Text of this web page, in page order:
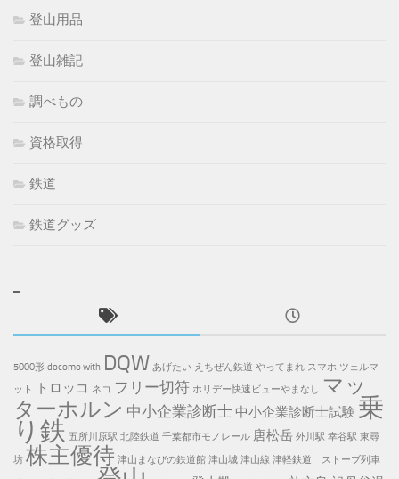
登山用品
登山雑記
調べもの
資格取得
鉄道
鉄道グッズ
5000形 docomo with DQW あげたい えちぜん鉄道 やってまれ スマホ ツェルマ
ット
トロッコ ネコ フリー切符 ホリデー快速ビューやまなし マッ
ターホルン 中小企業診断士 中小企業診断士試験 乗
り鉄 五所川原駅 北陸鉄道 千葉都市モノレール 唐松岳 外川駅 幸谷駅 東尋
坊 株主優待 津山まなびの鉄道館 津山城 津山線 津軽鉄道 ストーブ列車